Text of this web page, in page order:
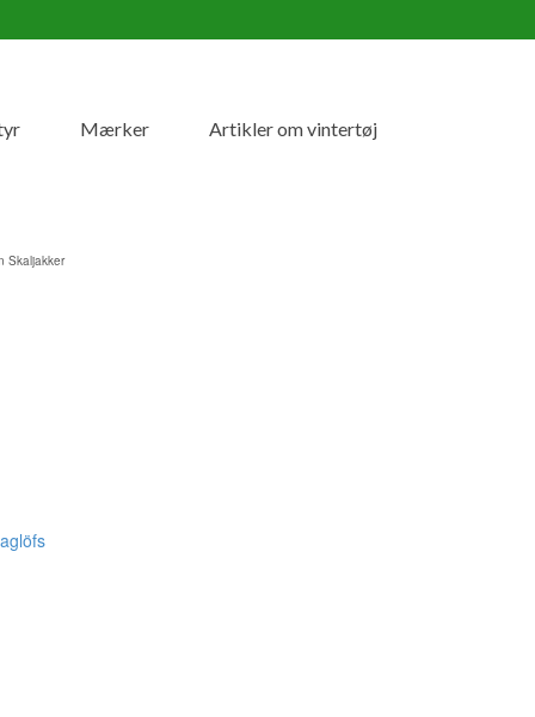
Mærker Artikler om vintertøj
Skaljakker